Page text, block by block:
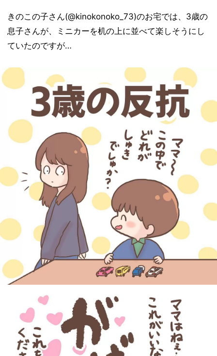
きのこの子さん(@kinokonoko_73)のお宅では、3歳の
息子さんが、ミニカーを机の上に並べて楽しそうにし
ていたのですが…